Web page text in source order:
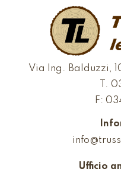
Via Ing. Balduzzi,
T.
F:
Ufficio